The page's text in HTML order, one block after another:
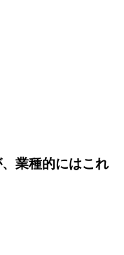
業種的にはこれ